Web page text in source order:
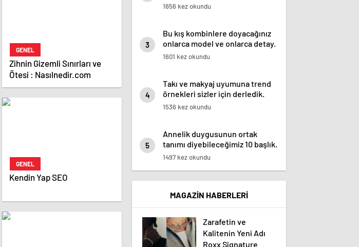
GENEL
Zihnin Gizemli Sınırları ve
Ötesi : Nasılnedir.com
GENEL
Kendin Yap SEO
medyadan duyurdu!
1656 kez okundu
3
Bu kış kombinlere doyacağınız
onlarca model ve onlarca detay.
1601 kez okundu
4
Takı ve makyaj uyumuna trend
örnekleri sizler için derledik.
1536 kez okundu
5
Annelik duygusunun ortak
tanımı diyebileceğimiz 10 başlık.
1497 kez okundu
MAGAZİN HABERLERİ
Zarafetin ve
Kalitenin Yeni Adı
Roxx Signature